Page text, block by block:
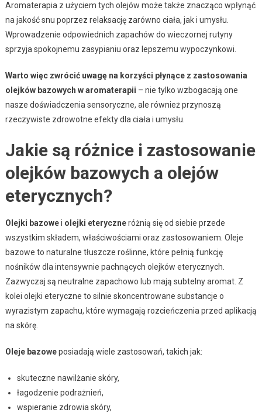
Aromaterapia z użyciem tych olejów może także znacząco wpłynąć
na jakość snu poprzez relaksację zarówno ciała, jak i umysłu.
Wprowadzenie odpowiednich zapachów do wieczornej rutyny
sprzyja spokojnemu zasypianiu oraz lepszemu wypoczynkowi.
Warto więc zwrócić uwagę na korzyści płynące z zastosowania
olejków bazowych w aromaterapii – nie tylko wzbogacają one
nasze doświadczenia sensoryczne, ale również przynoszą
rzeczywiste zdrowotne efekty dla ciała i umysłu.
Jakie są różnice i zastosowanie
olejków bazowych a olejów
eterycznych?
Olejki bazowei olejki eteryczneróżnią się od siebie przede
wszystkim składem, właściwościami oraz zastosowaniem. Oleje
bazowe to naturalne tłuszcze roślinne, które pełnią funkcję
nośników dla intensywnie pachnących olejków eterycznych.
Zazwyczaj są neutralne zapachowo lub mają subtelny aromat. Z
kolei olejki eteryczne to silnie skoncentrowane substancje o
wyrazistym zapachu, które wymagają rozcieńczenia przed aplikacją
na skórę.
Oleje bazoweposiadają wiele zastosowań, takich jak:
skuteczne nawilżanie skóry,
łagodzenie podrażnień,
wspieranie zdrowia skóry,